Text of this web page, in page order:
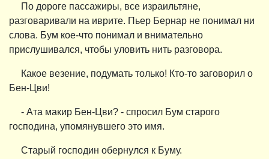
По дороге пассажиры, все израильтяне,
разговаривали на иврите. Пьер Бернар не понимал ни
слова. Бум кое-что понимал и внимательно
прислушивался, чтобы уловить нить разговора.
Какое везение, подумать только! Кто-то заговорил о
Бен-Цви!
- Ата макир Бен-Цви? - спросил Бум старого
господина, упомянувшего это имя.
Старый господин обернулся к Буму.